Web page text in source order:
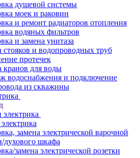
душевой системы
моек и раковин
и ремонт радиаторов отопления
водяных фильтров
и замена унитаза
стояков и водопроводных труб
протечек
кранов для воды
водоснабжения и подключение
из скважины
электрика
замена электрической варочной
духового шкафа
замена электрической розетки